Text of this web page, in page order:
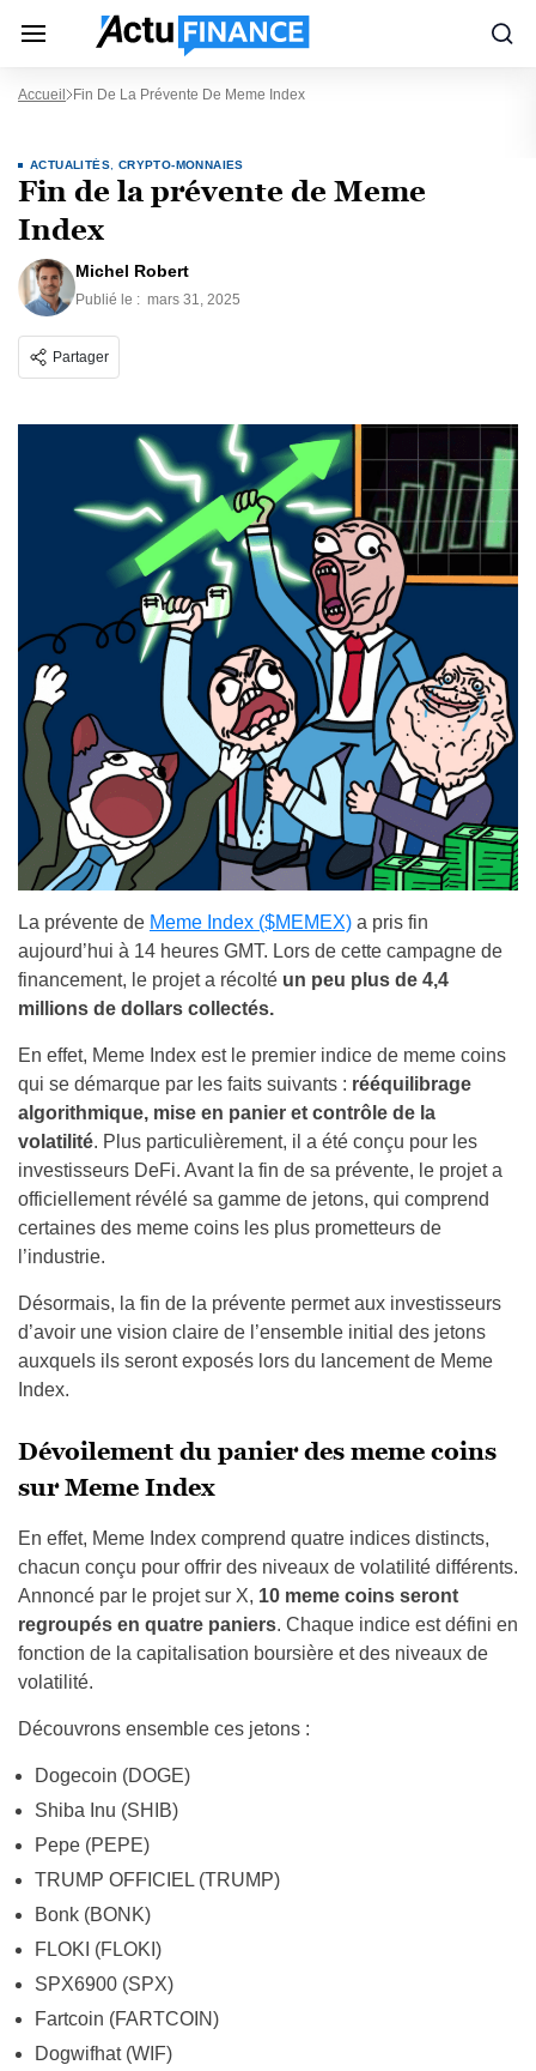
Accueil Fin De La Prévente De Meme Index
ACTUALITÉS CRYPTO-MONNAIES
Fin de la prévente de Meme
Index
Michel Robert
Publié le : mars 31, 2025
Partager
La prévente de Meme Index ($MEMEX) a pris fin
aujourd’hui à 14 heures GMT. Lors de cette campagne de
financement, le projet a récolté un peu plus de 4,4
millions de dollars collectés.
En effet, Meme Index est le premier indice de meme coins
qui se démarque par les faits suivants : rééquilibrage
algorithmique, mise en panier et contrôle de la
volatilité. Plus particulièrement, il a été conçu pour les
investisseurs DeFi. Avant la fin de sa prévente, le projet a
officiellement révélé sa gamme de jetons, qui comprend
certaines des meme coins les plus prometteurs de
l’industrie.
Désormais, la fin de la prévente permet aux investisseurs
d’avoir une vision claire de l’ensemble initial des jetons
auxquels ils seront exposés lors du lancement de Meme
Index.
Dévoilement du panier des meme coins
sur Meme Index
En effet, Meme Index comprend quatre indices distincts,
chacun conçu pour offrir des niveaux de volatilité différents.
Annoncé par le projet sur X, 10 meme coins seront
regroupés en quatre paniers. Chaque indice est défini en
fonction de la capitalisation boursière et des niveaux de
volatilité.
Découvrons ensemble ces jetons :
Dogecoin (DOGE)
Shiba Inu (SHIB)
Pepe (PEPE)
TRUMP OFFICIEL (TRUMP)
Bonk (BONK)
FLOKI (FLOKI)
SPX6900 (SPX)
Fartcoin (FARTCOIN)
Dogwifhat (WIF)